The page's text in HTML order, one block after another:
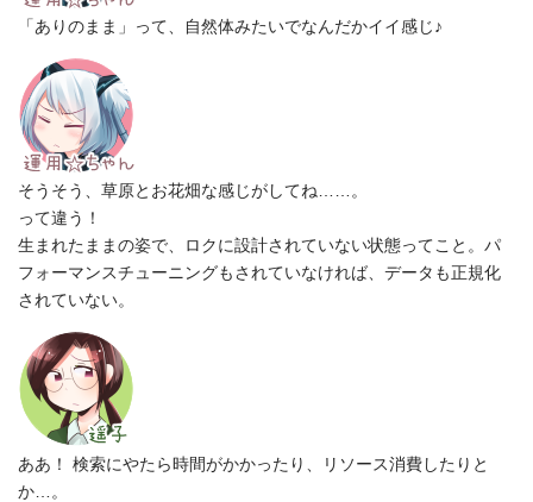
「ありのまま」って、自然体みたいでなんだかイイ感じ♪
そうそう、草原とお花畑な感じがしてね……。
って違う！
生まれたままの姿で、ロクに設計されていない状態ってこと。パ
フォーマンスチューニングもされていなければ、データも正規化
されていない。
ああ！ 検索にやたら時間がかかったり、リソース消費したりと
か…。